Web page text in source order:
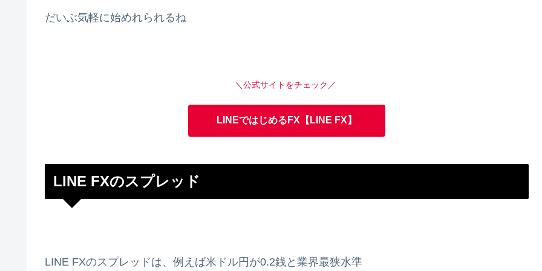
だいぶ気軽に始めれられるね
＼公式サイトをチェック／
LINEではじめるFX【LINE FX】
LINE FXのスプレッド
LINE FXのスプレッドは、例えば米ドル円が0.2銭 と業界最狭水準